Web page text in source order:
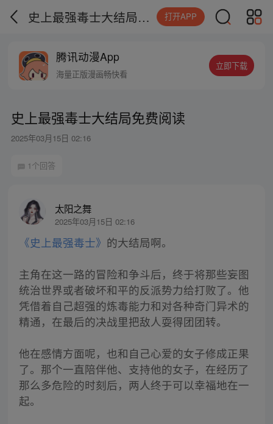
史上最强毒士大结局免费阅读 打开APP
腾讯动漫App
海量正版漫画畅快看
立即下载
史上最强毒士大结局免费阅读
2025年03月15日 02:16
1个回答
太阳之舞
2025年03月15日 02:16
《史上最强毒士》 的大结局啊。
主角在这一路的冒险和争斗后，终于将那些妄图
统治世界或者破坏和平的反派势力给打败了。他
凭借着自己超强的炼毒能力和对各种奇门异术的
精通，在最后的决战里把敌人耍得团团转。
他在感情方面呢，也和自己心爱的女子修成正果
了。那个一直陪伴他、支持他的女子，在经历了
那么多危险的时刻后，两人终于可以幸福地在一
起。